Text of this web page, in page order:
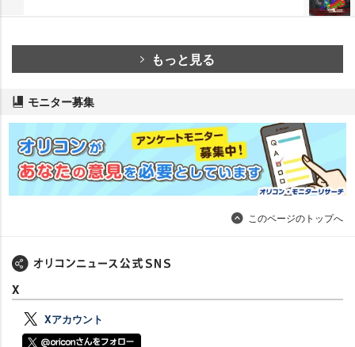
もっと見る
モニター募集
このページのトップへ
X
Xアカウント